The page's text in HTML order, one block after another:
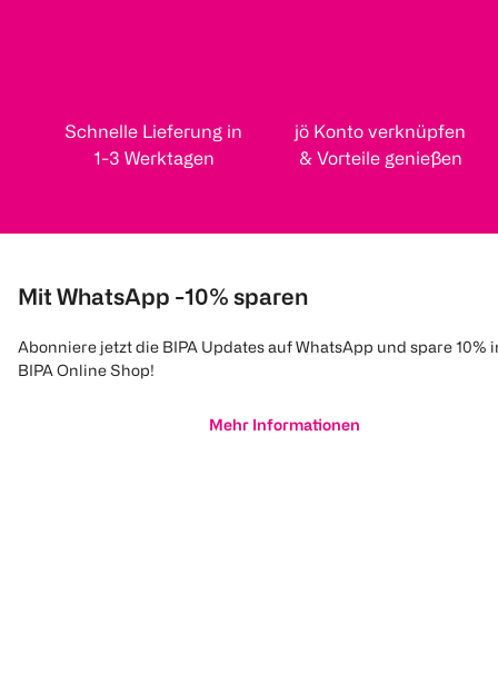
Schnelle Lieferung in
1-3 Werktagen
jö Konto verknüpfen
& Vorteile genießen
Mit WhatsApp -10% sparen
Abonniere jetzt die BIPA Updates auf WhatsApp und spare 10%
BIPA Online Shop!
Mehr Informationen